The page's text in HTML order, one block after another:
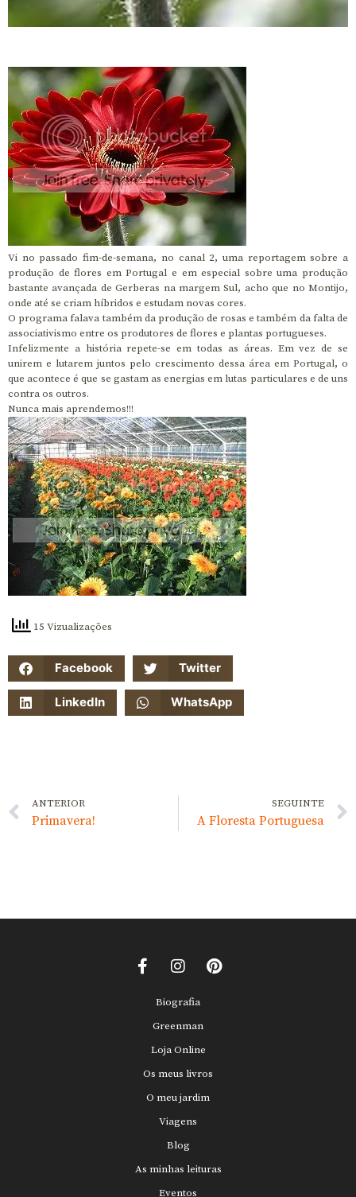
Vi no passado fim-de-semana, no canal 2, uma reportagem sobre a
produção de flores em Portugal e em especial sobre uma produção
bastante avançada de Gerberas na margem Sul, acho que no Montijo,
onde até se criam híbridos e estudam novas cores.
O programa falava também da produção de rosas e também da falta de
associativismo entre os produtores de flores e plantas portugueses.
Infelizmente a história repete-se em todas as áreas. Em vez de se
unirem e lutarem juntos pelo crescimento dessa área em Portugal, o
que acontece é que se gastam as energias em lutas particulares e de uns
contra os outros.
Nunca mais aprendemos!!!
15 Vizualizações
Facebook Twitter
LinkedIn WhatsApp
ANTERIOR
Primavera!
SEGUINTE
A Floresta Portuguesa
Biografia
Greenman
Loja Online
Os meus livros
O meu jardim
Viagens
Blog
As minhas leituras
Eventos